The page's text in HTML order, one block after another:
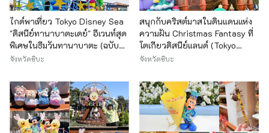
ไกด์พาเที่ยว Tokyo Disney Sea
"ดิสนีย์ทานาบาตะเดย์" อีเวนท์สุด
พิเศษในธีมวันทานาบาตะ (ฉบับปี
2019)
จังหวัดชิบะ
สนุกกับคริสต์มาสในดินแดนแห่ง
ความฝัน Christmas Fantasy ที่
โตเกียวดิสนีย์แลนด์ (Tokyo
Disneyland)
จังหวัดชิบะ